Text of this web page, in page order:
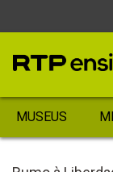
MUSEUS